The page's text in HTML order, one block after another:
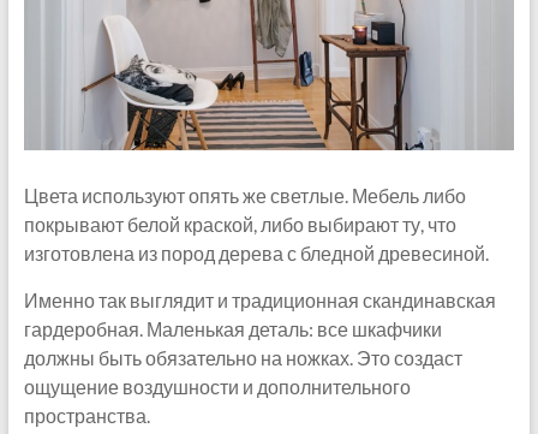
Цвета используют опять же светлые. Мебель либо
покрывают белой краской, либо выбирают ту, что
изготовлена из пород дерева с бледной древесиной.
Именно так выглядит и традиционная скандинавская
гардеробная. Маленькая деталь: все шкафчики
должны быть обязательно на ножках. Это создаст
ощущение воздушности и дополнительного
пространства.